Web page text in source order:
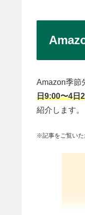
Amazon季節
日9:00〜4日
紹介します。
※記事をご覧いた